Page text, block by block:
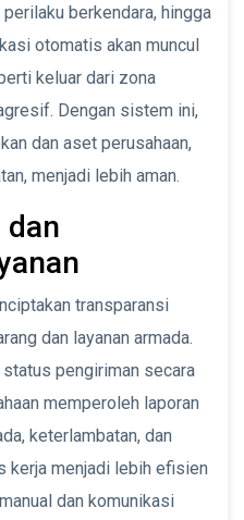
berkendara, hingga
otomatis akan muncul
keluar dari zona
Dengan sistem ini,
dan aset perusahaan,
menjadi lebih aman.
dan
transparansi
dan layanan armada.
pengiriman secara
memperoleh laporan
keterlambatan, dan
kerja menjadi lebih efisien
dan komunikasi